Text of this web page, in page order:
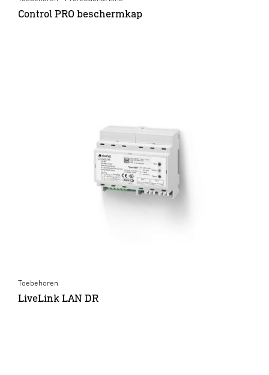
Control PRO beschermkap
Toebehoren
LiveLink LAN DR